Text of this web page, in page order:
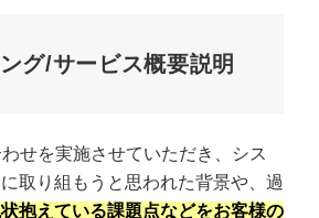
グ/サービス概要説明
せを実施させていただき、シス
取り組もうと思われた背景や、過
抱えている課題点などをお客様の